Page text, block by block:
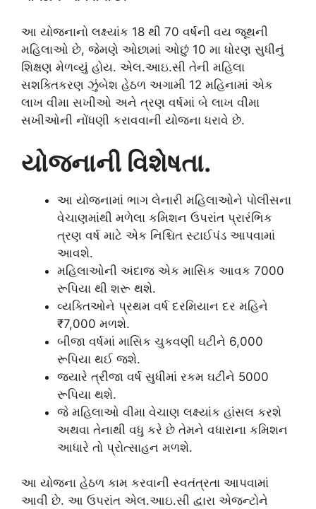
આ યોજનાનો લક્ષ્યાંક 18 થી 70 વર્ષની વય જૂથની
મહિલાઓ છે, જેમણે ઓછામાં ઓછું 10 મા ધોરણ સુધીનું
શિક્ષણ મેળવ્યું હોય. એલ.આઇ.સી તેની મહિલા
સશક્તિકરણ ઝુંબેશ હેઠળ અગામી 12 મહિનામાં એક
લાખ વીમા સખીઓ અને ત્રણ વર્ષમાં બે લાખ વીમા
સખીઓની નોંધણી કરાવવાની યોજના ધરાવે છે.
યોજનાની વિશેષતા.
આ યોજનામાં ભાગ લેનારી મહિલાઓને પોલીસના
વેચાણમાંથી મળેલા કમિશન ઉપરાંત પ્રારંભિક
ત્રણ વર્ષ માટે એક નિશ્ચિત સ્ટાઈપંડ આપવામાં
આવશે.
મહિલાઓની અંદાજ એક માસિક આવક 7000
રૂપિયા થી શરૂ થશે.
વ્યક્તિઓને પ્રથમ વર્ષ દરમિયાન દર મહિને
₹7,000 મળશે.
બીજા વર્ષમાં માસિક ચુકવણી ઘટીને 6,000
રૂપિયા થઈ જશે.
જ્યારે ત્રીજા વર્ષ સુધીમાં રકમ ઘટીને 5000
રૂપિયા થશે.
જે મહિલાઓ વીમા વેચાણ લક્ષ્યાંક હાંસલ કરશે
અથવા તેનાથી વધુ કરે છે તેમને વધારાના કમિશન
આધારે તો પ્રોત્સાહન મળશે.
આ યોજના હેઠળ કામ કરવાની સ્વતંત્રતા આપવામાં
આવી છે. આ ઉપરાંત એલ.આઇ.સી દ્વારા એજન્ટોને